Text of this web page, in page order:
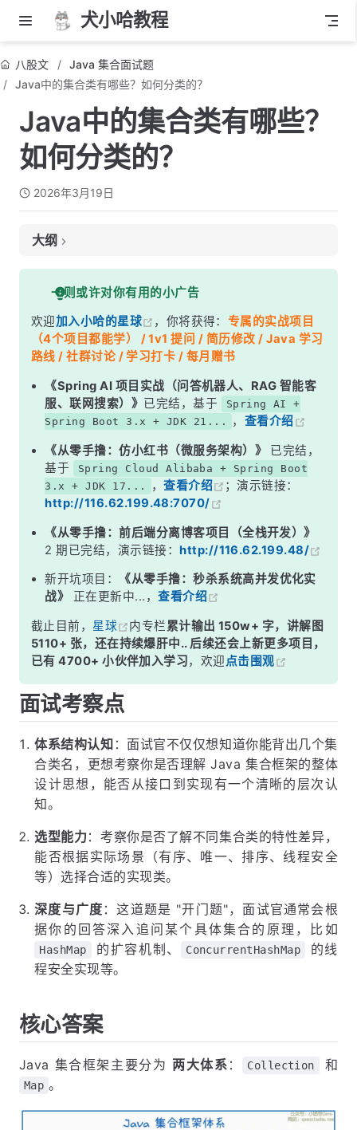
犬小哈教程
八股文
Java 集合面试题
Java中的集合类有哪些？如何分类的？
Java中的集合类有哪些？
如何分类的？
2026年3月19日
大纲
面试考察点
核心答案
深度解析
一、Collection 体系详解
二、Map 体系详解
三、如何选择合适的集合
面试高频追问
常见面试变体
总结
一则或许对你有用的小广告
欢迎加入小哈的星球 ，你将获得： 专属的实战项目
（4个项目都能学） / 1v1 提问 / 简历修改 / Java 学习
路线 / 社群讨论 / 学习打卡 / 每月赠书
《Spring AI 项目实战（问答机器人、RAG 智能客
服、联网搜索）》 已完结，基于
Spring AI +
Spring Boot 3.x + JDK 21...
， 查看介绍
《从零手撸：仿小红书（微服务架构）》
已完结，
基于
Spring Cloud Alibaba + Spring Boot
3.x + JDK 17...
，查看介绍
；演示链接：
http://116.62.199.48:7070/
《从零手撸：前后端分离博客项目（全栈开发）》
2 期已完结，演示链接：http://116.62.199.48/
新开坑项目：
《从零手撸：秒杀系统高并发优化实
战》
正在更新中...，查看介绍
截止目前， 星球 内专栏累计输出 150w+ 字，讲解图
5110+ 张，还在持续爆肝中.. 后续还会上新更多项目，
已有 4700+ 小伙伴加入学习，欢迎点击围观
面试考察点
体系结构认知 ：面试官不仅仅想知道你能背出几个集
合类名，更想考察你是否理解 Java 集合框架的整体
设计思想，能否从接口到实现有一个清晰的层次认
知。
选型能力：考察你是否了解不同集合类的特性差异，
能否根据实际场景（有序、唯一、排序、线程安全
等）选择合适的实现类。
深度与广度 ：这道题是 "开门题"，面试官通常会根
据你的回答深入追问某个具体集合的原理，比如
HashMap 的扩容机制、 ConcurrentHashMap
的线
程安全实现等。
核心答案
Java 集合框架主要分为 两大体系 ： Collection 和
Map 。